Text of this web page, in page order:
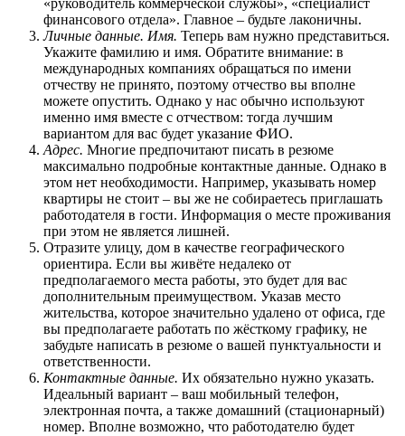
финансового отдела». Главное – будьте лаконичны.
Личные данные. Имя. Теперь вам нужно представиться.
Укажите фамилию и имя. Обратите внимание: в
международных компаниях обращаться по имени
отчеству не принято, поэтому отчество вы вполне
можете опустить. Однако у нас обычно используют
именно имя вместе с отчеством: тогда лучшим
вариантом для вас будет указание ФИО.
Адрес. Многие предпочитают писать в резюме
максимально подробные контактные данные. Однако в
этом нет необходимости. Например, указывать номер
квартиры не стоит – вы же не собираетесь приглашать
работодателя в гости. Информация о месте проживания
при этом не является лишней.
Отразите улицу, дом в качестве географического
ориентира. Если вы живёте недалеко от
предполагаемого места работы, это будет для вас
дополнительным преимуществом. Указав место
жительства, которое значительно удалено от офиса, где
вы предполагаете работать по жёсткому графику, не
забудьте написать в резюме о вашей пунктуальности и
ответственности.
Контактные данные. Их обязательно нужно указать.
Идеальный вариант – ваш мобильный телефон,
электронная почта, а также домашний (стационарный)
номер. Вполне возможно, что работодателю будет